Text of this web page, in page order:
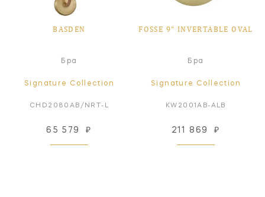
BASDEN
Бра
Signature Collection
CHD2080AB/NRT-L
65 579 ₽
FOSSE 9" INVERTABLE OVAL
Бра
Signature Collection
KW2001AB-ALB
211 869 ₽